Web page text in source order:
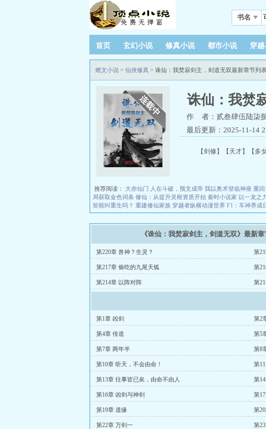
书名
首页 玄幻小说 修真小说 都市小说 穿
燃文小说 > 仙侠修真 > 诛仙：我焚寂剑主，剑道无双最新章节列
诛仙：我焚
作 者：贰叁肆伍陆柒
最后更新：2025-11-14
【剑修】【天才】【
推荐阅读： 大赤仙门 人在斗破，预支成帝 我以奥术登临神座 重回
局获取金色词条 修仙：从提升灵根资质开始 秦时小说家 以一龙之
矩能叫重生吗？ 重建修仙家族 穿越者纵横动漫世界 F1：车神养成
《诛仙：我焚寂剑主，剑道无双》最新章
第220章 兽神？生灵？ 第
第217章 偷吃的九尾天狐 第
第214章 以阵对阵 第
第1章 凶剑 第2
第4章 传道 第5
第7章 两年半 第8
第10章 听天，不会由命！ 第
第13章 往事皆已矣，由命不由人 第
第16章 凶剑与神剑 第
第19章 道缘 第
第22章 万剑一 第